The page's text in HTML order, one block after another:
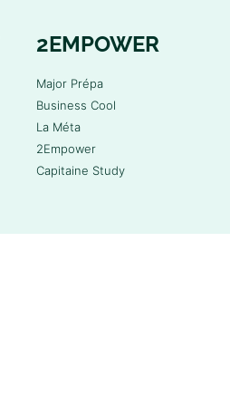
2EMPOWER
Major Prépa
Business Cool
La Méta
2Empower
Capitaine Study